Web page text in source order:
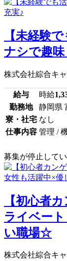
【未経験
ナシで趣味
株式会社綜合キ
給与 時給
勤務地
静岡県
寮・社宅 なし
仕事内容 管理 /
募集が停止して
【初心者
ライベー
い職場☆
株式会社綜合キ